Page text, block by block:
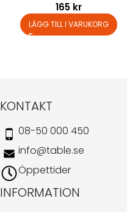
165 kr
LÄGG TILL I VARUKORG
KONTAKT
08-50 000 450
info@table.se
Öppettider
INFORMATION